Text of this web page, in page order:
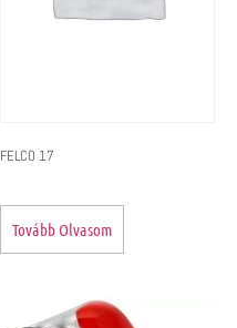
FELCO 17
Tovább Olvasom